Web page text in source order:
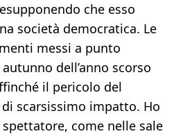
che esso
società democratica. Le
messi a punto
dell’anno scorso
il pericolo del
scarsissimo impatto. Ho
come nelle sale